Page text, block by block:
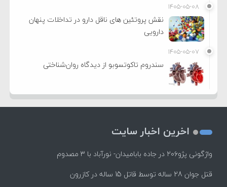
۱۴۰۵-۰۵-۰۸
نقش پروتئین های ناقل دارو در تداخلات پنهان
دارویی
۱۴۰۵-۰۵-۰۷
سندروم تاکوتسوبو از دیدگاه روان‌شناختی
اخرین اخبار سایت
واژگونی پژو۲۰۶ در جاده بابامیدان- نورآباد با ۳ مصدوم
قتل جوان 28 ساله توسط قاتل 15 ساله در کازرون